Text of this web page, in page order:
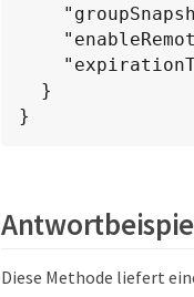
}
Diese Methode liefert